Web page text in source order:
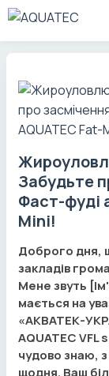
Забудьте
Фаст-фуді
Mini!
Доброго дня,
закладів
Мене звуть
мається на
«АКВАТЕК-
AQUATEC VFL
чудово знаю,
щодня. Ваш